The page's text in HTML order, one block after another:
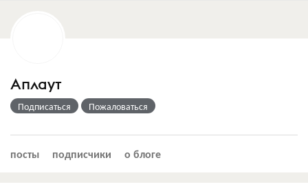
Aплаут
Подписаться Пожаловаться
посты подписчики о блоге